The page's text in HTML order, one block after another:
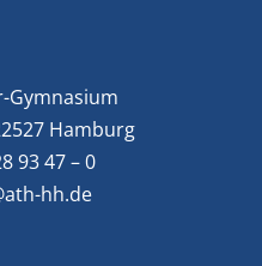
Gymnasium
Hamburg
93 47 – 0
hh.de